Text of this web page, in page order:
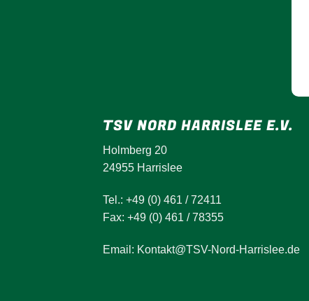
TSV NORD HARRISLEE E.V.
Holmberg 20
24955 Harrislee
Tel.: +49 (0) 461 / 72411
Fax: +49 (0) 461 / 78355
Email: Kontakt@TSV-Nord-Harrislee.de